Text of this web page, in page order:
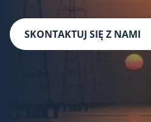
SKONTAKTUJ SIĘ Z NAMI